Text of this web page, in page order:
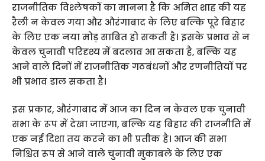
राजनीतिक विश्लेषकों का मानना है कि अमित शाह की यह
रैली न केवल गया और औरंगाबाद के लिए बल्कि पूरे बिहार
के लिए एक नया मोड़ साबित हो सकती है। इसके प्रभाव से न
केवल चुनावी परिदृश्य में बदलाव आ सकता है, बल्कि यह
आने वाले दिनों में राजनीतिक गठबंधनों और रणनीतियों पर
भी प्रभाव डाल सकता है।
इस प्रकार, औरंगाबाद में आज का दिन न केवल एक चुनावी
सभा के रूप में देखा जाएगा, बल्कि यह बिहार की राजनीति में
एक नई दिशा तय करने का भी प्रतीक है। आज की सभा
निश्चित रूप से आने वाले चुनावी मुकाबले के लिए एक